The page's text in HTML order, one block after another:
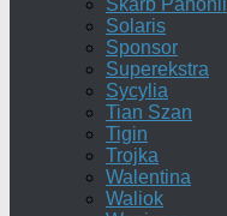
Skarb Panonii
Solaris
Sponsor
Superekstra
Sycylia
Tian Szan
Tigin
Trojka
Walentina
Waliok